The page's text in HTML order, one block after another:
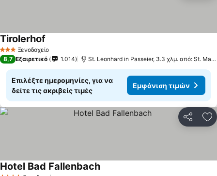
3 ΑστέριαΞενοδοχείο
Tirolerhof
8,7 Εξαιρετικό 1.014 St. Leonhard in Passeier, 3.3 χλμ. από: St. Martin in Passeier
Επιλέξτε ημερομηνίες, για να
δείτε τις ακριβείς τιμές
Εμφάνιση τιμών
Hotel Bad Fallenbach